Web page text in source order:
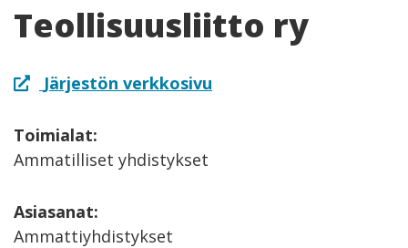
Teollisuusliitto ry
Järjestön verkkosivu
Toimialat:
Ammatilliset yhdistykset
Asiasanat:
Ammattiyhdistykset